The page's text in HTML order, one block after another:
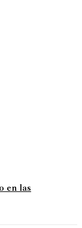
en las